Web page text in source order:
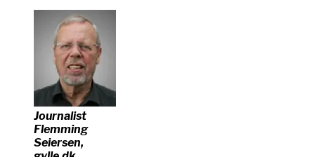
Journalist
Flemming
Seiersen,